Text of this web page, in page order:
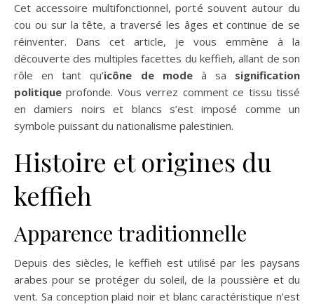
Cet accessoire multifonctionnel, porté souvent autour du
cou ou sur la tête, a traversé les âges et continue de se
réinventer. Dans cet article, je vous emmène à la
découverte des multiples facettes du keffieh, allant de son
rôle en tant qu’icône de modeà sa signification
politique profonde. Vous verrez comment ce tissu tissé
en damiers noirs et blancs s’est imposé comme un
symbole puissant du nationalisme palestinien.
Histoire et origines du
keffieh
Apparence traditionnelle
Depuis des siècles, le keffieh est utilisé par les paysans
arabes pour se protéger du soleil, de la poussière et du
vent. Sa conception plaid noir et blanc caractéristique n’est